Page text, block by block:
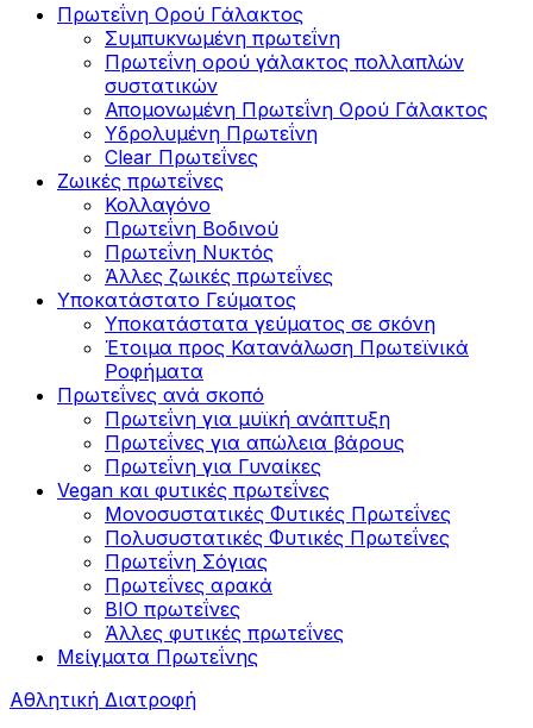
Πρωτεΐνη Ορού Γάλακτος
Συμπυκνωμένη πρωτεΐνη
Πρωτεΐνη ορού γάλακτος πολλαπλών
συστατικών
Απομονωμένη Πρωτεΐνη Ορού Γάλακτος
Υδρολυμένη Πρωτεΐνη
Clear Πρωτεΐνες
Ζωικές πρωτεΐνες
Κολλαγόνο
Πρωτεΐνη Βοδινού
Πρωτεΐνη Νυκτός
Άλλες ζωικές πρωτεΐνες
Υποκατάστατο Γεύματος
Υποκατάστατα γεύματος σε σκόνη
Έτοιμα προς Κατανάλωση Πρωτεϊνικά
Ροφήματα
Πρωτεΐνες ανά σκοπό
Πρωτεΐνη για μυϊκή ανάπτυξη
Πρωτεΐνες για απώλεια βάρους
Πρωτεΐνη για Γυναίκες
Vegan και φυτικές πρωτεΐνες
Μονοσυστατικές Φυτικές Πρωτεΐνες
Πολυσυστατικές Φυτικές Πρωτεΐνες
Πρωτεΐνη Σόγιας
Πρωτεΐνες αρακά
ΒIO πρωτεΐνες
Άλλες φυτικές πρωτεΐνες
Μείγματα Πρωτεΐνης
Αθλητική Διατροφή